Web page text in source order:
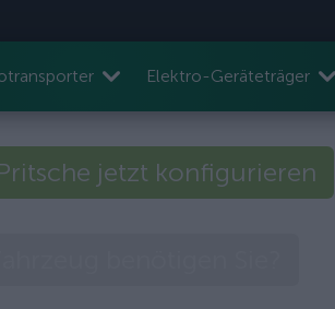
Elektro-Geräteträger
jetzt konfigurieren